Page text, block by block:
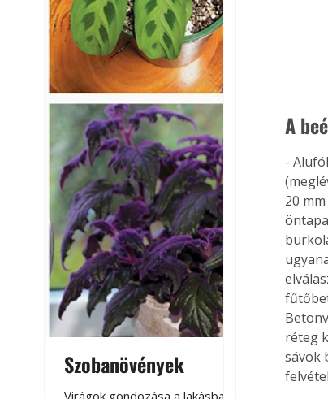
Szobanövények
A
-
20
réteg
sávok